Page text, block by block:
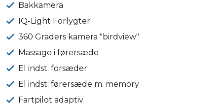
Bakkamera
IQ-Light Forlygter
360 Graders kamera "birdview"
Massage i førersæde
El indst. forsæder
El indst. førersæde m. memory
Fartpilot adaptiv